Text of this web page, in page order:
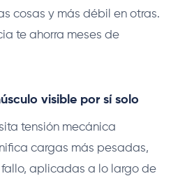
cosas y más débil en otras.
te ahorra meses de
visible por sí solo
tensión mecánica
cargas más pesadas,
fallo, aplicadas a lo largo de